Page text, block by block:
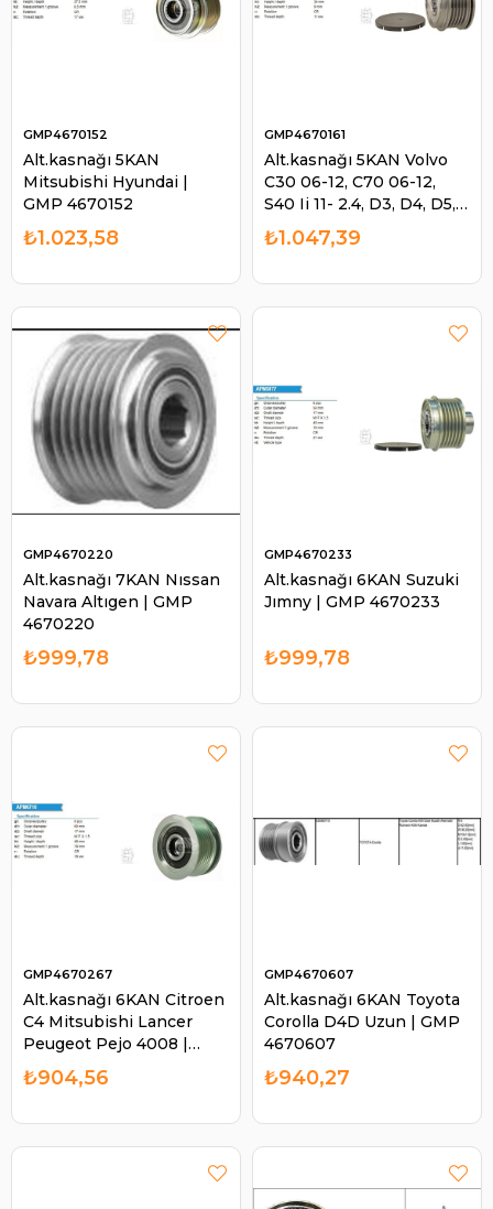
Alt.kasnağı 5KAN
Mitsubishi Hyundai |
GMP 4670152
GMP4670152
₺1.023,58
Alt.kasnağı 5KAN Volvo
C30 06-12, C70 06-12,
S40 Ii 11- 2.4, D3, D4, D5,
Ford Kuga 535016110 |
GMP 4670161
GMP4670161
₺1.047,39
Alt.kasnağı 7KAN Nıssan
Navara Altıgen | GMP
4670220
GMP4670220
₺999,78
Alt.kasnağı 6KAN Suzuki
Jımny | GMP 4670233
GMP4670233
₺999,78
Alt.kasnağı 6KAN Citroen
C4 Mitsubishi Lancer
Peugeot Pejo 4008 |
GMP 4670267
GMP4670267
₺904,56
Alt.kasnağı 6KAN Toyota
Corolla D4D Uzun | GMP
4670607
GMP4670607
₺940,27